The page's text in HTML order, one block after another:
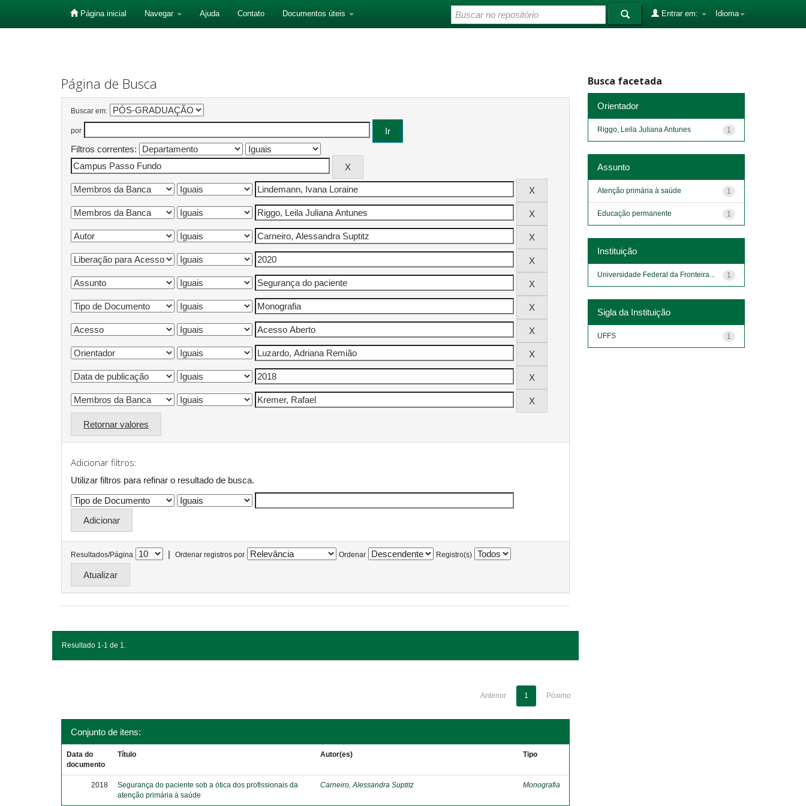
Página inicial Navegar Ajuda Contato Documentos úteis Idioma
Entrar em:
Página de Busca
Buscar em:
por
Filtros correntes:
Retornar valores
Adicionar filtros:
Utilizar filtros para refinar o resultado de busca.
Resultados/Página | Ordenar registros por Ordenar Registro(s)
Resultado 1-1 de 1.
Anterior 1 Póximo
Conjunto de itens:
Data do
documento
Título Autor(es) Tipo
2018
Segurança do paciente sob a ótica dos profissionais da
atenção primária à saúde
Carneiro, Alessandra Suptitz Monografia
Busca facetada
Orientador
1
Riggo, Leila Juliana Antunes
Assunto
1
Atenção primária à saúde
1
Educação permanente
Instituição
1
Universidade Federal da Fronteira...
Sigla da Instituição
1
UFFS